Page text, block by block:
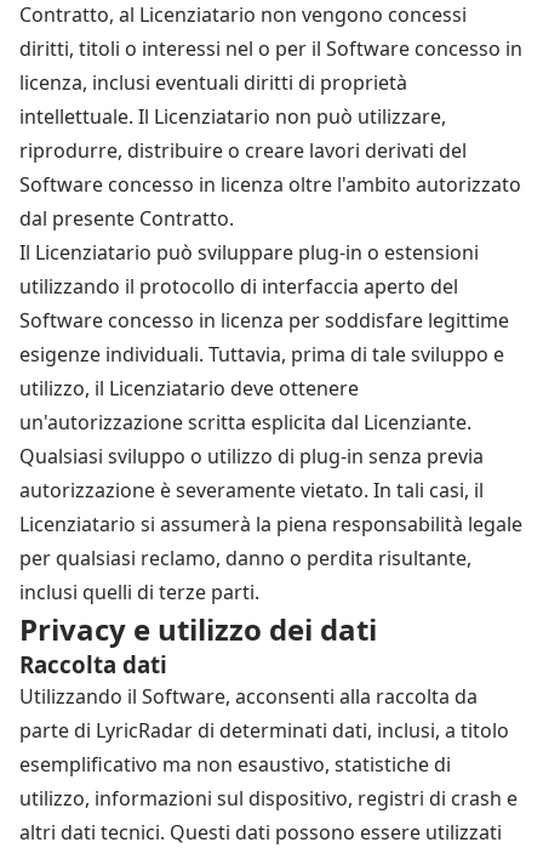
Contratto, al Licenziatario non vengono concessi
diritti, titoli o interessi nel o per il Software concesso in
licenza, inclusi eventuali diritti di proprietà
intellettuale. Il Licenziatario non può utilizzare,
riprodurre, distribuire o creare lavori derivati ​​del
Software concesso in licenza oltre l'ambito autorizzato
dal presente Contratto.
Il Licenziatario può sviluppare plug-in o estensioni
utilizzando il protocollo di interfaccia aperto del
Software concesso in licenza per soddisfare legittime
esigenze individuali. Tuttavia, prima di tale sviluppo e
utilizzo, il Licenziatario deve ottenere
un'autorizzazione scritta esplicita dal Licenziante.
Qualsiasi sviluppo o utilizzo di plug-in senza previa
autorizzazione è severamente vietato. In tali casi, il
Licenziatario si assumerà la piena responsabilità legale
per qualsiasi reclamo, danno o perdita risultante,
inclusi quelli di terze parti.
Privacy e utilizzo dei dati
Raccolta dati
Utilizzando il Software, acconsenti alla raccolta da
parte di LyricRadar di determinati dati, inclusi, a titolo
esemplificativo ma non esaustivo, statistiche di
utilizzo, informazioni sul dispositivo, registri di crash e
altri dati tecnici. Questi dati possono essere utilizzati